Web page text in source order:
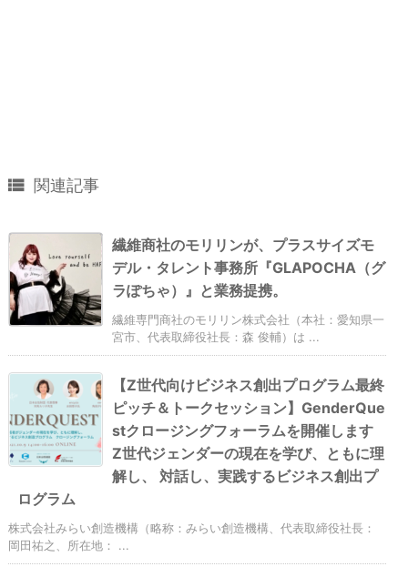
 関連記事
繊維商社のモリリンが、プラスサイズモ
デル・タレント事務所『GLAPOCHA（グ
ラぽちゃ）』と業務提携。
繊維専⾨商社のモリリン株式会社（本社：愛知県⼀
宮市、代表取締役社⻑：森 俊輔）は ...
【Z世代向けビジネス創出プログラム最終
ピッチ＆トークセッション】GenderQue
stクロージングフォーラムを開催します
Z世代ジェンダーの現在を学び、ともに理
解し、 対話し、実践するビジネス創出プ
ログラム
株式会社みらい創造機構（略称：みらい創造機構、代表取締役社長：
岡田祐之、所在地： ...